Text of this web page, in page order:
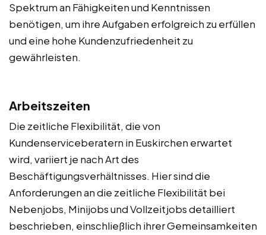
Spektrum an Fähigkeiten und Kenntnissen
benötigen, um ihre Aufgaben erfolgreich zu erfüllen
und eine hohe Kundenzufriedenheit zu
gewährleisten.
Arbeitszeiten
Die zeitliche Flexibilität, die von
Kundenserviceberatern in Euskirchen erwartet
wird, variiert je nach Art des
Beschäftigungsverhältnisses. Hier sind die
Anforderungen an die zeitliche Flexibilität bei
Nebenjobs, Minijobs und Vollzeitjobs detailliert
beschrieben, einschließlich ihrer Gemeinsamkeiten